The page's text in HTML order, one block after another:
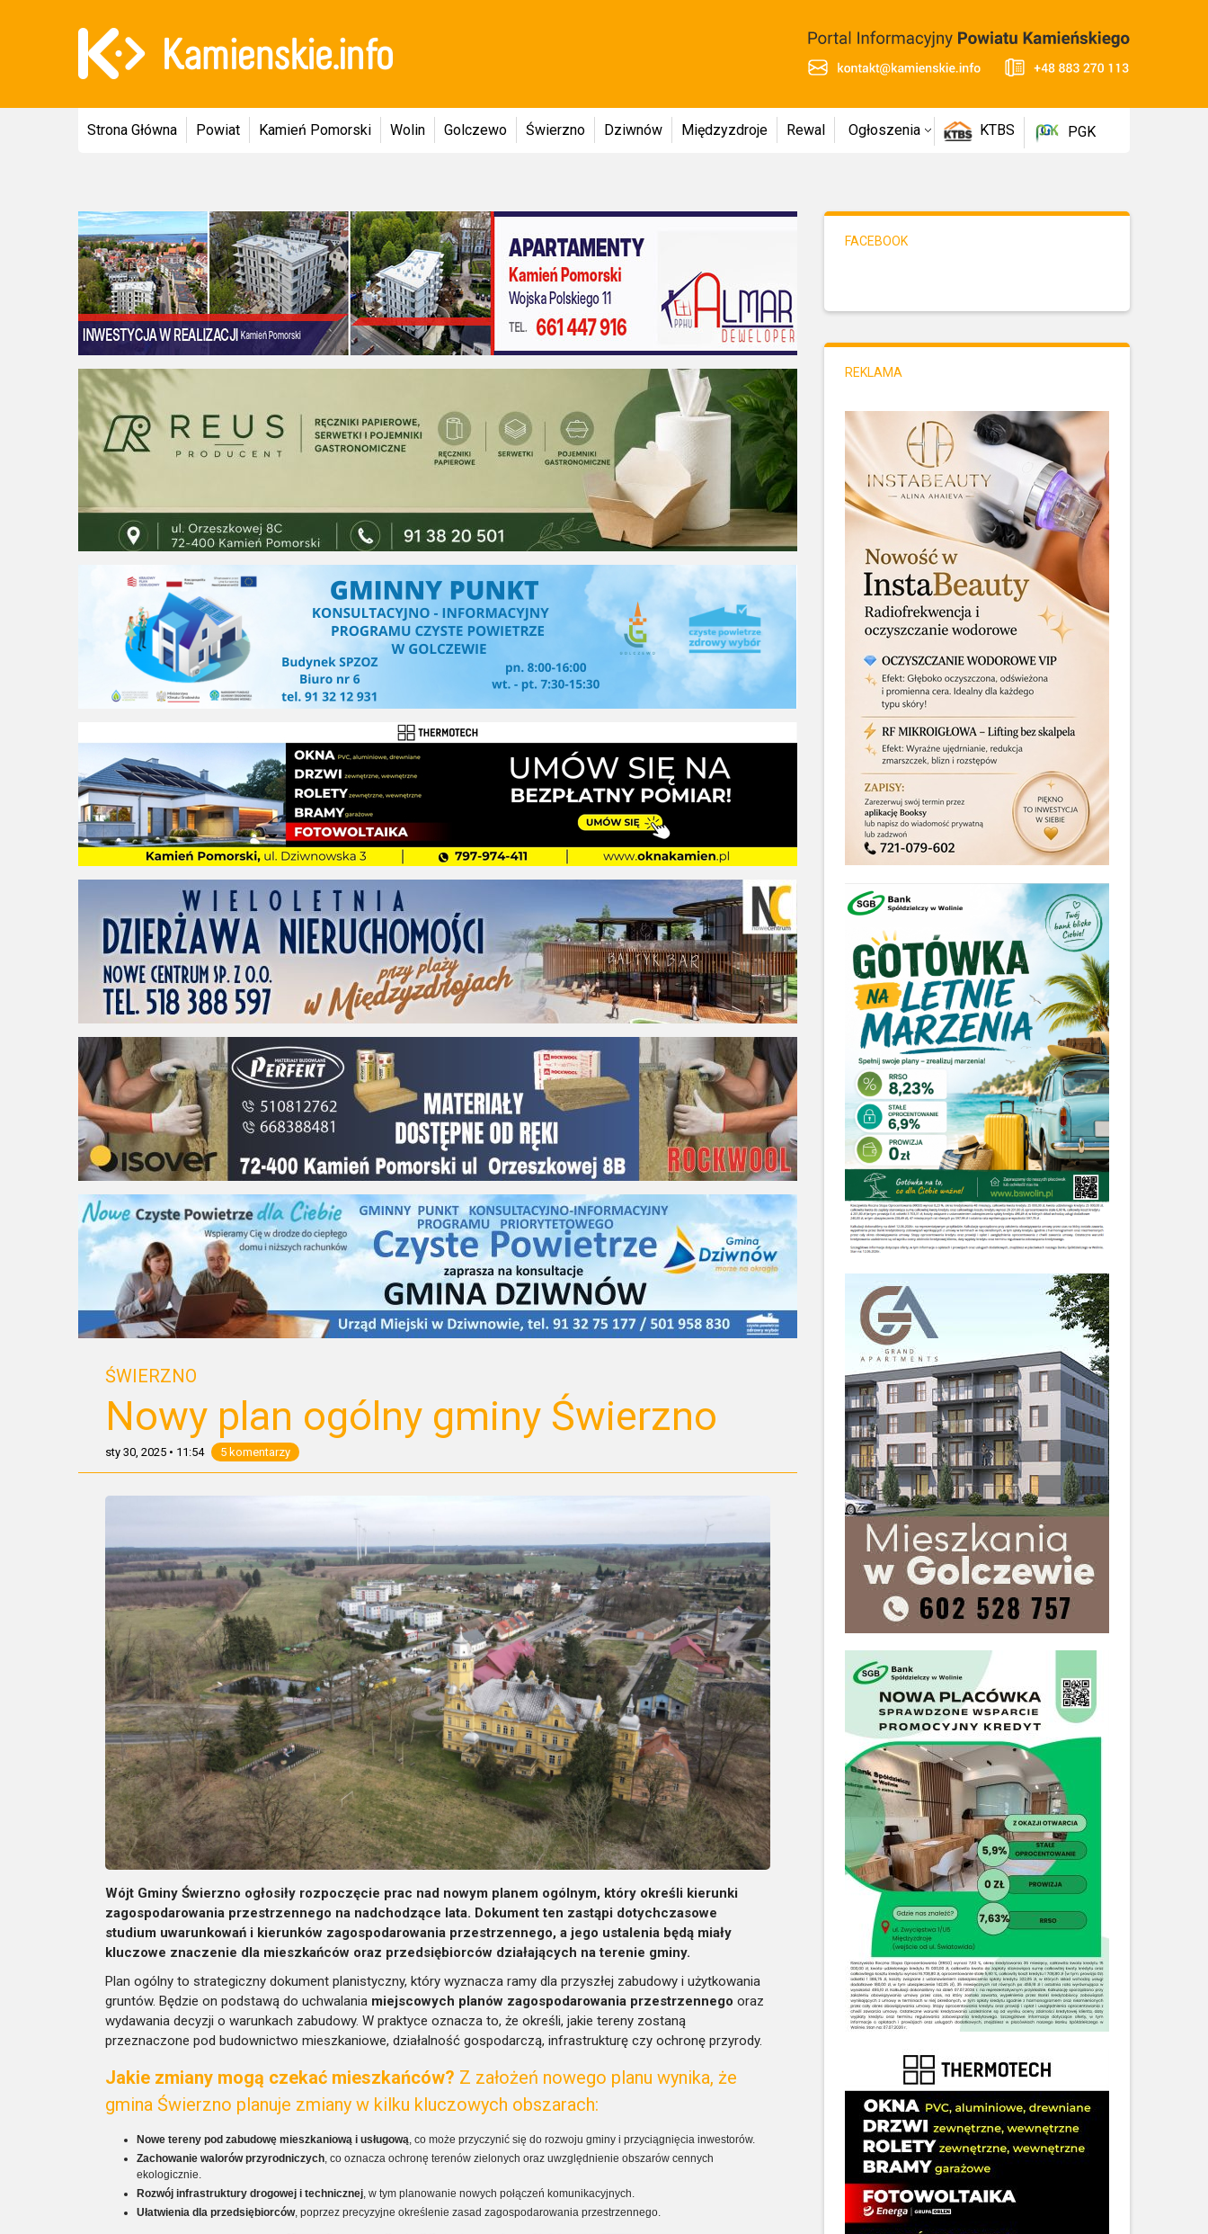
Strona Główna Powiat Kamień Pomorski Wolin Golczewo Świerzno Dziwnów Międzyzdroje Rewal Ogłoszenia KTBS PGK
ŚWIERZNO
Nowy plan ogólny gminy Świerzno
sty 30, 2025 • 11:54 5 komentarzy
Wójt Gminy Świerzno ogłosiły rozpoczęcie prac nad nowym planem ogólnym, który określi kierunki
zagospodarowania przestrzennego na nadchodzące lata. Dokument ten zastąpi dotychczasowe
studium uwarunkowań i kierunków zagospodarowania przestrzennego, a jego ustalenia będą miały
kluczowe znaczenie dla mieszkańców oraz przedsiębiorców działających na terenie gminy.
Plan ogólny to strategiczny dokument planistyczny, który wyznacza ramy dla przyszłej zabudowy i użytkowania
gruntów. Będzie on podstawą do uchwalania miejscowych planów zagospodarowania przestrzennego oraz
wydawania decyzji o warunkach zabudowy. W praktyce oznacza to, że określi, jakie tereny zostaną
przeznaczone pod budownictwo mieszkaniowe, działalność gospodarczą, infrastrukturę czy ochronę przyrody.
Jakie zmiany mogą czekać mieszkańców? Z założeń nowego planu wynika, że
gmina Świerzno planuje zmiany w kilku kluczowych obszarach:
Nowe tereny pod zabudowę mieszkaniową i usługową, co może przyczynić się do rozwoju gminy i przyciągnięcia inwestorów.
Zachowanie walorów przyrodniczych, co oznacza ochronę terenów zielonych oraz uwzględnienie obszarów cennych
ekologicznie.
Rozwój infrastruktury drogowej i technicznej, w tym planowanie nowych połączeń komunikacyjnych.
Ułatwienia dla przedsiębiorców, poprzez precyzyjne określenie zasad zagospodarowania przestrzennego.
FACEBOOK
REKLAMA